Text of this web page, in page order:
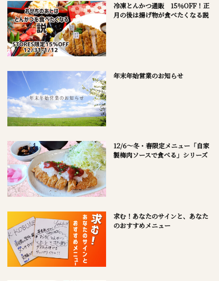
冷凍とんかつ通販 15％OFF！正
月の後は揚げ物が食べたくなる説
年末年始営業のお知らせ
12/6～冬・春限定メニュー「自家
製梅肉ソースで食べる」シリーズ
求む！あなたのサインと、あなた
のおすすめメニュー